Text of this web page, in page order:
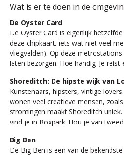
Wat is er te doen in de
De Oyster Card
De Oyster Card is eigenlijk
deze chipkaart, iets wat niet veel
vliegvelden). Op deze
laten bezorgen. Hoe handig! Je
Shoreditch: De hipste wijk van
Kunstenaars, hipsters, vintige
wonen veel creatieve mensen,
stromingen maakt Shoreditch
vind je in Boxpark. Hou je van
Big Ben
De Big Ben is een van de